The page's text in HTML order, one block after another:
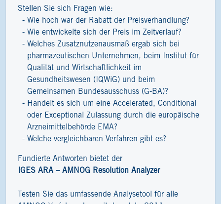
Stellen Sie sich Fragen wie:
Wie hoch war der Rabatt der Preisverhandlung?
Wie entwickelte sich der Preis im Zeitverlauf?
Welches Zusatznutzenausmaß ergab sich bei
pharmazeutischen Unternehmen, beim Institut für
Qualität und Wirtschaftlichkeit im
Gesundheitswesen (IQWiG) und beim
Gemeinsamen Bundesausschuss (G-BA)?
Handelt es sich um eine Accelerated, Conditional
oder Exceptional Zulassung durch die europäische
Arzneimittelbehörde EMA?
Welche vergleichbaren Verfahren gibt es?
Fundierte Antworten bietet der
IGES ARA – AMNOG Resolution Analyzer
Testen Sie das umfassende Analysetool für alle